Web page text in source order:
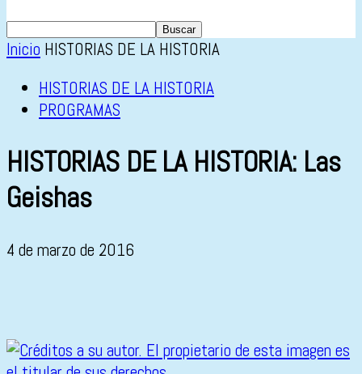
Inicio HISTORIAS DE LA HISTORIA
HISTORIAS DE LA HISTORIA
PROGRAMAS
HISTORIAS DE LA HISTORIA: Las
Geishas
4 de marzo de 2016